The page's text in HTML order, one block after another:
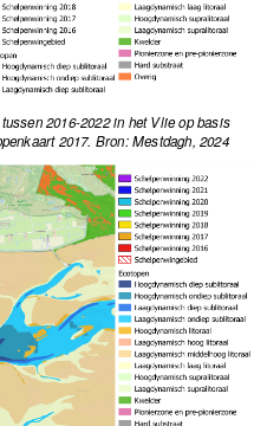
2016-2022 in het Vlie op basis
2017. Bron: Mestdagh, 2024